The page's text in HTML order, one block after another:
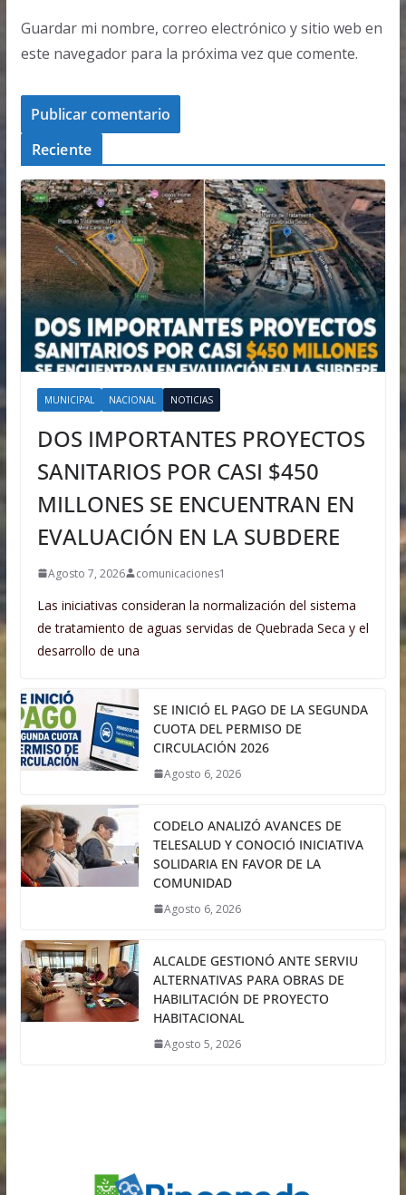
Guardar mi nombre, correo electrónico y sitio web en
este navegador para la próxima vez que comente.
Reciente
MUNICIPAL NACIONAL NOTICIAS
DOS IMPORTANTES PROYECTOS
SANITARIOS POR CASI $450
MILLONES SE ENCUENTRAN EN
EVALUACIÓN EN LA SUBDERE
Agosto 7, 2026 comunicaciones1
Las iniciativas consideran la normalización del sistema
de tratamiento de aguas servidas de Quebrada Seca y el
desarrollo de una
SE INICIÓ EL PAGO DE LA SEGUNDA
CUOTA DEL PERMISO DE
CIRCULACIÓN 2026
Agosto 6, 2026
CODELO ANALIZÓ AVANCES DE
TELESALUD Y CONOCIÓ INICIATIVA
SOLIDARIA EN FAVOR DE LA
COMUNIDAD
Agosto 6, 2026
ALCALDE GESTIONÓ ANTE SERVIU
ALTERNATIVAS PARA OBRAS DE
HABILITACIÓN DE PROYECTO
HABITACIONAL
Agosto 5, 2026